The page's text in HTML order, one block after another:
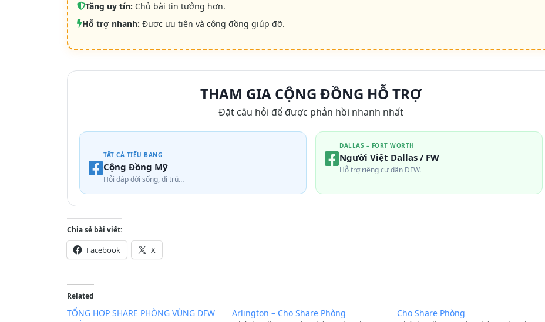
Tăng uy tín: Chủ bài tin tưởng hơn.
Hỗ trợ nhanh: Được ưu tiên và cộng đồng giúp đỡ.
THAM GIA CỘNG ĐỒNG HỖ TRỢ
Đặt câu hỏi để được phản hồi nhanh nhất
TẤT CẢ TIỂU BANG
Cộng Đồng Mỹ
Hỏi đáp đời sống, di trú…
DALLAS – FORT WORTH
Người Việt Dallas / FW
Hỗ trợ riêng cư dân DFW.
Chia sẻ bài viết:
Facebook X
Related
TỔNG HỢP SHARE PHÒNG VÙNG DFW
Arlington – Cho Share Phòng
Cho Share Phòng